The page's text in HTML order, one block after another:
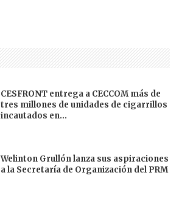
CESFRONT entrega a CECCOM más de
tres millones de unidades de cigarrillos
incautados en...
Welinton Grullón lanza sus aspiraciones
a la Secretaría de Organización del PRM